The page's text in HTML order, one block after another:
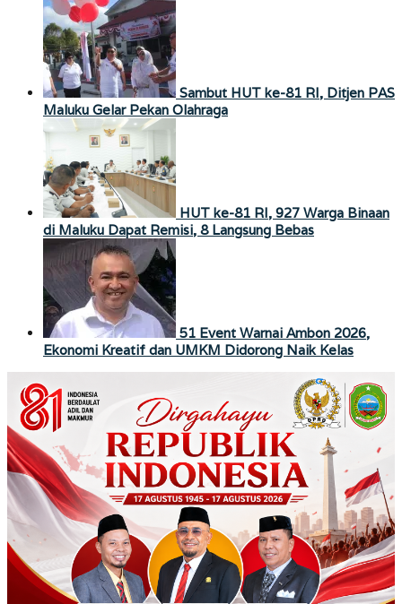
Sambut HUT ke-81 RI, Ditjen PAS
Maluku Gelar Pekan Olahraga
HUT ke-81 RI, 927 Warga Binaan
di Maluku Dapat Remisi, 8 Langsung Bebas
51 Event Warnai Ambon 2026,
Ekonomi Kreatif dan UMKM Didorong Naik Kelas